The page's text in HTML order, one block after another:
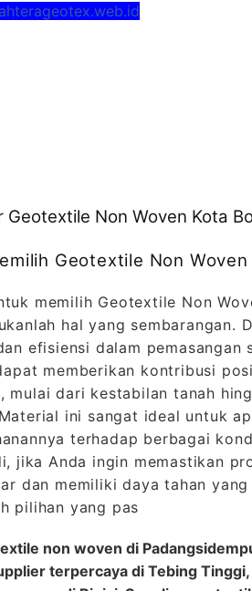
Geotextile Non Woven Kota
Geotextile Non
memilih Geotextile Non
hal yang sembarangan.
efisiensi dalam pemasangan
memberikan kontribusi
mulai dari kestabilan tanah
ini sangat ideal untuk
terhadap berbagai
jika Anda ingin memastikan
dan memiliki daya tahan
pilihan yang pas
non woven di
terpercaya di Tebing